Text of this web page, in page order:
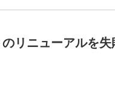
リニューアルを失